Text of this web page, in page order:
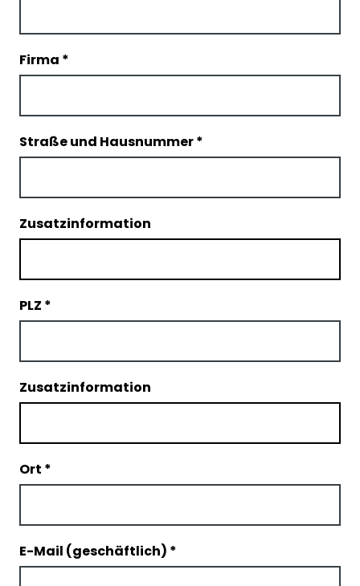
Firma *
Straße und Hausnummer*
Zusatzinformation
PLZ *
Zusatzinformation
Ort *
E-Mail (geschäftlich) *